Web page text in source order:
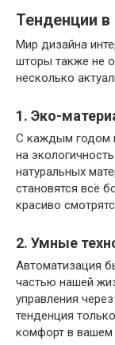
Тенденции
Мир дизайна
шторы также не
несколько
1. Эко-
С каждым годом
на
натуральных
становятся всё
красиво
2. Умные
Автоматизация
частью нашей
управления
тенденция
комфорт в